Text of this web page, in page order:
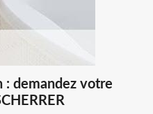
: demandez votre